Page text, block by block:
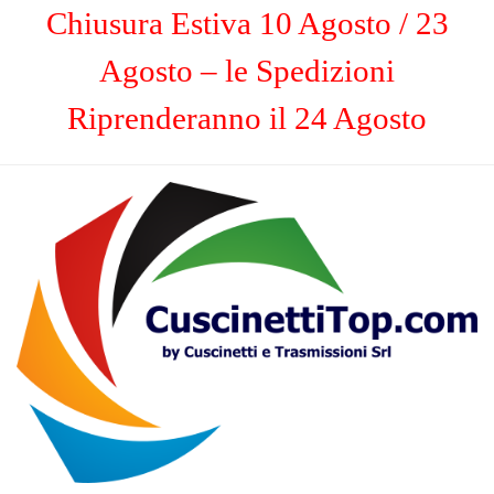
Chiusura Estiva 10 Agosto / 23
Agosto – le Spedizioni
Riprenderanno il 24 Agosto